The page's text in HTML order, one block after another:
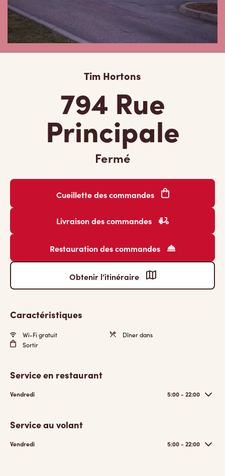
Tim Hortons
794 Rue
Principale
Fermé
Cueillette des commandes
Livraison des commandes
Restauration des commandes
Obtenir l’itinéraire
Caractéristiques
Wi-Fi gratuit
Dîner dans
Sortir
Service en restaurant
Vendredi 5:00 - 22:00
Service au volant
Vendredi 5:00 - 22:00